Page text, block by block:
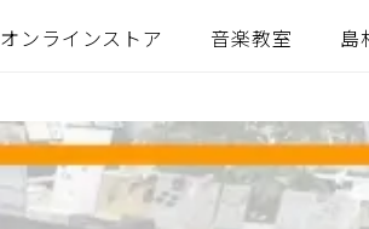
オンラインストア 音楽教室 島